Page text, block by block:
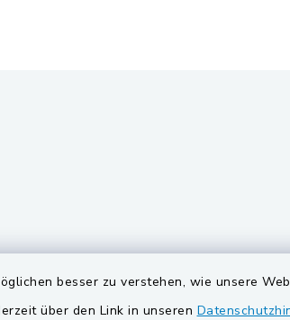
besser zu verstehen, wie unsere
über den Link in unseren